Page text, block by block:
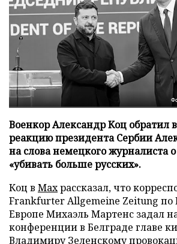
Военкор Александр Коц обратил
реакцию президента Сербии
на слова немецкого журналиста о
«убивать больше русских».
Коц в Махрассказал, что
Frankfurter Allgemeine Zeitung по
Европе Михаэль Мартенс задал
конференции в Белграде главе
Владимиру Зеленскому